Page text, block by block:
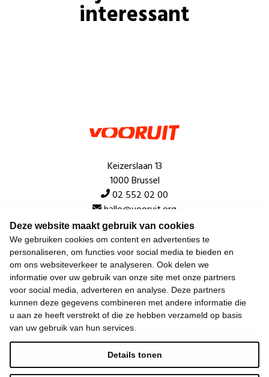
Deze website maakt gebruik van cookies
We gebruiken cookies om content en advertenties te
personaliseren, om functies voor social media te bieden en
om ons websiteverkeer te analyseren. Ook delen we
informatie over uw gebruik van onze site met onze partners
voor social media, adverteren en analyse. Deze partners
kunnen deze gegevens combineren met andere informatie die
u aan ze heeft verstrekt of die ze hebben verzameld op basis
van uw gebruik van hun services.
Details tonen
interessant
Keizerslaan 13
1000 Brussel
02 552 02 00
hallo@vooruit.org
Snel
Over de beweging
Algemeen
Laatste nieuws